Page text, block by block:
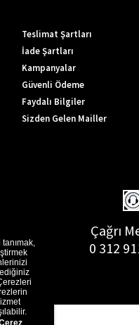
Teslimat Şartları
İade Şartları
Kampanyalar
Güvenli Ödeme
Faydalı Bilgiler
Sizden Gelen Mailler
Çağrı
0 312